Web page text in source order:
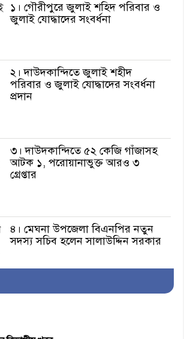
১। গৌরীপুরে জুলাই শহিদ পরিবার ও
জুলাই যোদ্ধাদের সংবর্ধনা
২। দাউদকান্দিতে জুলাই শহীদ
পরিবার ও জুলাই যোদ্ধাদের সংবর্ধনা
প্রদান
৩। দাউদকান্দিতে ৫২ কেজি গাঁজাসহ
আটক ১, পরোয়ানাভুক্ত আরও ৩
গ্রেপ্তার
৪। মেঘনা উপজেলা বিএনপির নতুন
সদস্য সচিব হলেন সালাউদ্দিন সরকার
৫। জেলা পুলিশ সুপার থেকে সম্মাননা